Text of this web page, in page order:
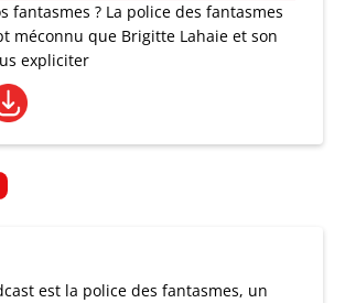
fantasmes ? La police des fantasmes
méconnu que Brigitte Lahaie et son
expliciter
est la police des fantasmes, un